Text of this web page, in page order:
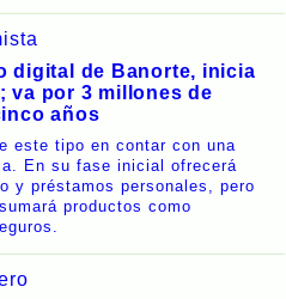
digital de Banorte, inicia
va por 3 millones de
años
este tipo en contar con una
En su fase inicial ofrecerá
y préstamos personales, pero
productos como